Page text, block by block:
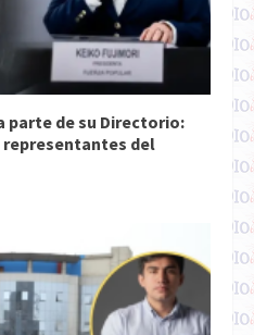
parte de su Directorio:
representantes del